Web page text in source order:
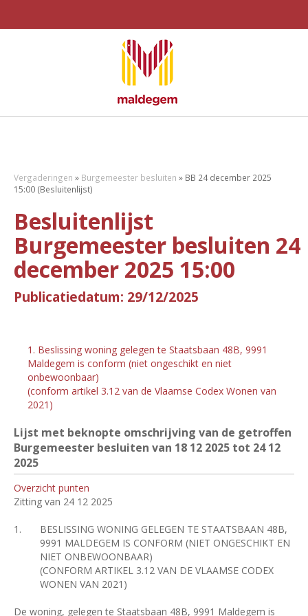
Vergaderingen » Burgemeester besluiten » BB 24 december 2025
15:00 (Besluitenlijst)
Besluitenlijst
Burgemeester besluiten 24
december 2025 15:00
Publicatiedatum: 29/12/2025
1. Beslissing woning gelegen te Staatsbaan 48B, 9991
Maldegem is conform (niet ongeschikt en niet
onbewoonbaar)
(conform artikel 3.12 van de Vlaamse Codex Wonen van
2021)
Lijst met beknopte omschrijving van de getroffen
Burgemeester besluiten van 18 12 2025 tot 24 12
2025
Overzicht punten
Zitting van 24 12 2025
1.
BESLISSING WONING GELEGEN TE STAATSBAAN 48B,
9991 MALDEGEM IS CONFORM (NIET ONGESCHIKT EN
NIET ONBEWOONBAAR)
(CONFORM ARTIKEL 3.12 VAN DE VLAAMSE CODEX
WONEN VAN 2021)
De woning, gelegen te Staatsbaan 48B, 9991 Maldegem is